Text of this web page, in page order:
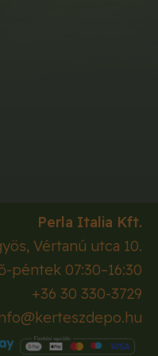
Perla Italia Kft.
, Vértanú utca 10.
péntek 07:30–16:30
+36 30 330-3729